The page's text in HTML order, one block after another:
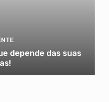
depende das suas